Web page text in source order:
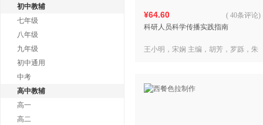
初中教辅
七年级
八年级
九年级
初中通用
中考
高中教辅
高一
高二
¥64.60
科研人员科学传播实践指南
( 40条评论)
王小明，宋娴 主编，胡芳，罗跞，朱